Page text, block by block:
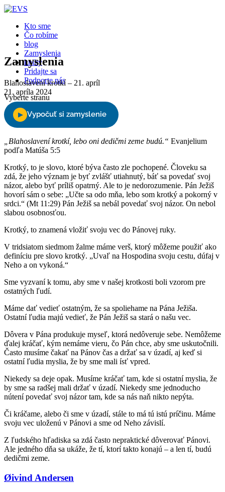
Kto sme
Čo robíme
blog
Zamyslenia
knihy
Pridajte sa
Podporte nás
Vyberte stranu
Zamyslenia
Blahoslavení krotkí – 21. apríl
21. apríla 2024
„Blahoslavení krotkí, lebo oni dedičmi zeme budú.“ Evanjelium
podľa Matúša 5:5
Krotký, to je slovo, ktoré býva často zle pochopené. Človeku sa
zdá, že jeho význam je byť zvlášť utiahnutý, báť sa povedať svoj
názor, alebo byť príliš opatrný. Ale to je nedorozumenie. Pán Ježiš
hovorí sám o sebe: „Učte sa odo mňa, lebo som krotký a pokorný v
srdci.“ (Mt 11:29) Pán Ježiš sa nebál povedať svoj názor. On nebol
slabou osobnosťou.
Krotký, to znamená vložiť svoju vec do Pánovej ruky.
V tridsiatom siedmom žalme máme verš, ktorý môžeme použiť ako
definíciu pre slovo krotký. „Uvaľ na Hospodina svoju cestu, dúfaj v
Neho a on vykoná.“
Sme vyzvaní k tomu, aby sme v našej krotkosti boli vzorom pre
ostatných ľudí.
Máme dať vedieť ostatným, že sa spoliehame na Pána Ježiša.
Ostatní ľudia majú vedieť, že Pán Ježiš sa stará o našu vec.
Dôvera v Pána produkuje myseľ, ktorá nedôveruje sebe. Nemôžeme
ďalej kráčať, kým nemáme vieru, čo Pán chce, aby sme uskutočnili.
Často musíme čakať na Pánov čas a držať sa v úzadí, aj keď si
ostatní ľudia myslia, že by sme mali ísť vpred.
Niekedy sa deje opak. Musíme kráčať tam, kde si ostatní myslia, že
by sme sa radšej mali držať v úzadí. Niekedy sme jednoducho
nútení povedať svoj názor tam, kde sa nás naň nikto nepýta.
Či kráčame, alebo či sme v úzadí, stále to má tú istú príčinu. Máme
svoju vec uloženú v Pánovi a sme od Neho závislí.
Z ľudského hľadiska sa zdá často nepraktické dôverovať Pánovi.
Ale jedného dňa sa ukáže, že tí, ktorí takto konajú – a len tí, budú
dedičmi zeme.
Øivind Andersen